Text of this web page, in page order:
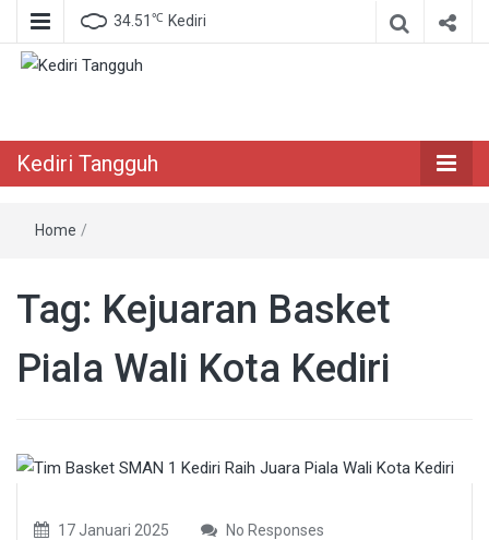
34.51 ℃ Kediri
Kediri Tangguh
Home /
Tag: Kejuaran Basket
Piala Wali Kota Kediri
17 Januari 2025 No Responses